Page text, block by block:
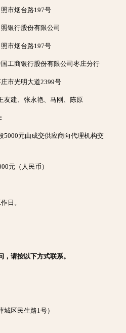
市烟台路197号
银行股份有限公司
市烟台路197号
工商银行股份有限公司枣庄分行
市光明大道2399号
友建、张永艳、马刚、陈原
5000元由成交供应商向代理机构交
元（人民币）
日。
请按以下方式联系。
区民生路1号）